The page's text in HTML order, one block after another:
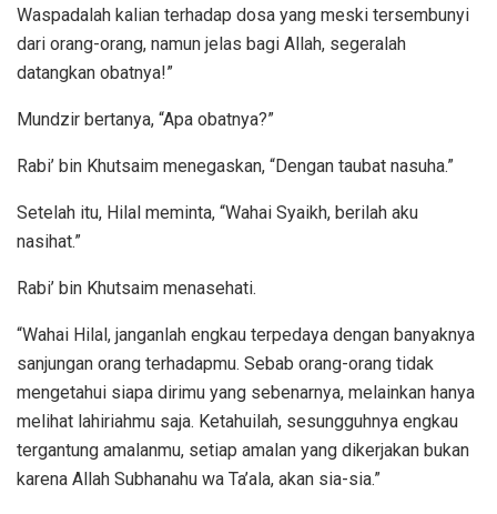
Waspadalah kalian terhadap dosa yang meski tersembunyi
dari orang-orang, namun jelas bagi Allah, segeralah
datangkan obatnya!”
Mundzir bertanya, “Apa obatnya?”
Rabi’ bin Khutsaim menegaskan, “Dengan taubat nasuha.”
Setelah itu, Hilal meminta, “Wahai Syaikh, berilah aku
nasihat.”
Rabi’ bin Khutsaim menasehati.
“Wahai Hilal, janganlah engkau terpedaya dengan banyaknya
sanjungan orang terhadapmu. Sebab orang-orang tidak
mengetahui siapa dirimu yang sebenarnya, melainkan hanya
melihat lahiriahmu saja. Ketahuilah, sesungguhnya engkau
tergantung amalanmu, setiap amalan yang dikerjakan bukan
karena Allah Subhanahu wa Ta’ala, akan sia-sia.”